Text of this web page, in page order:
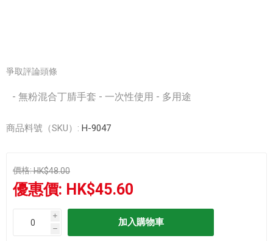
爭取評論頭條
- 無粉混合丁腈手套 - 一次性使用 - 多用途
商品料號（SKU）: H-9047
價格:HK$48.00
優惠價: HK$45.60
i
h